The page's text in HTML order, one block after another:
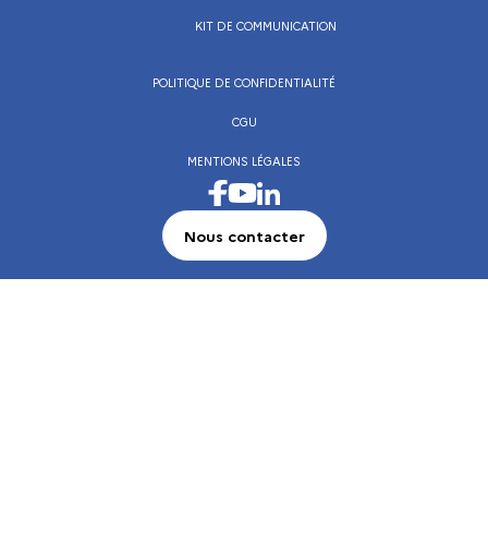
KIT DE COMMUNICATION
POLITIQUE DE CONFIDENTIALITÉ
CGU
MENTIONS LÉGALES
Visiter la page Facebook de l’Institut français
Visiter la page Youtube de l’Institut français
Visiter la page LinkedIn de l’Institut
Nous contacter